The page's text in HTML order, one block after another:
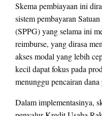
Skema pembiayaan ini
sistem pembayaran
(SPPG) yang selama ini
reimburse, yang dirasa
akses modal yang lebih
kecil dapat fokus pada
menunggu pencairan dana
Dalam implementasinya,